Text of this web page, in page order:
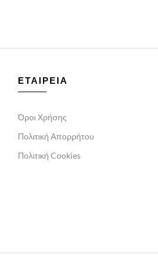
ΕΤΑΙΡΕΙΑ
Όροι Χρήσης
Πολιτική Απορρήτου
Πολιτική Cookies